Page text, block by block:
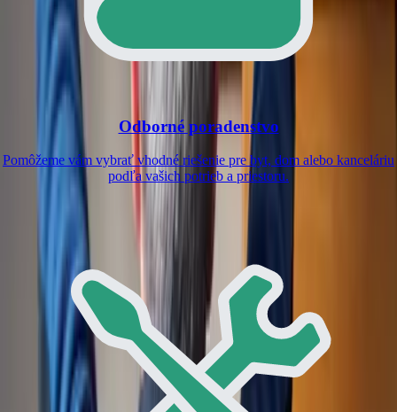
Odborné poradenstvo
Pomôžeme vám vybrať vhodné riešenie pre byt, dom alebo kanceláriu
podľa vašich potrieb a priestoru.